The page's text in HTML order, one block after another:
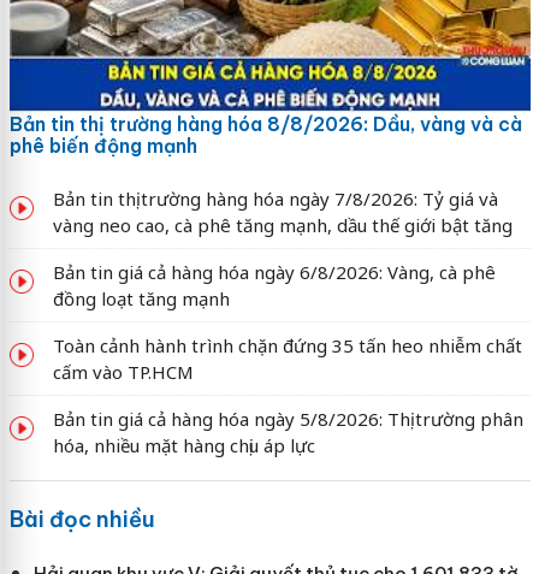
Bản tin thị trường hàng hóa 8/8/2026: Dầu, vàng và cà
phê biến động mạnh
Bản tin thị trường hàng hóa ngày 7/8/2026: Tỷ giá và
vàng neo cao, cà phê tăng mạnh, dầu thế giới bật tăng
Bản tin giá cả hàng hóa ngày 6/8/2026: Vàng, cà phê
đồng loạt tăng mạnh
Toàn cảnh hành trình chặn đứng 35 tấn heo nhiễm chất
cấm vào TP.HCM
Bản tin giá cả hàng hóa ngày 5/8/2026: Thị trường phân
hóa, nhiều mặt hàng chịu áp lực
Bài đọc nhiều